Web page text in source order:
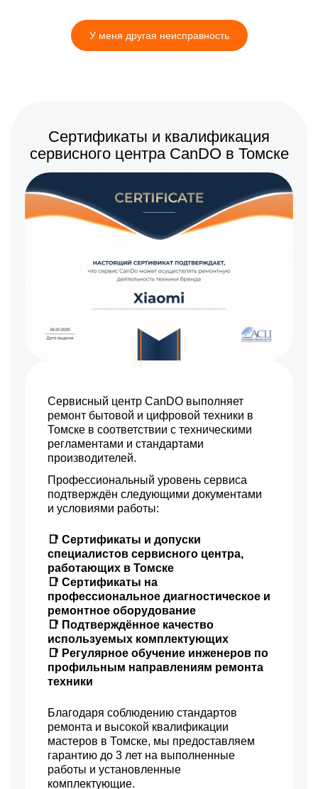
Настройка шифрования
1000 р
У меня другая неисправность
Сертификаты и квалификация
сервисного центра CanDO в Томске
Сервисный центр CanDO выполняет
ремонт бытовой и цифровой техники в
Томске в соответствии с техническими
регламентами и стандартами
производителей.
Профессиональный уровень сервиса
подтверждён следующими документами
и условиями работы:
📑 Сертификаты и допуски
специалистов сервисного центра,
работающих в Томске
📑 Сертификаты на
профессиональное диагностическое и
ремонтное оборудование
📑 Подтверждённое качество
используемых комплектующих
📑 Регулярное обучение инженеров по
профильным направлениям ремонта
техники
Благодаря соблюдению стандартов
ремонта и высокой квалификации
мастеров в Томске, мы предоставляем
гарантию до 3 лет на выполненные
работы и установленные
комплектующие.